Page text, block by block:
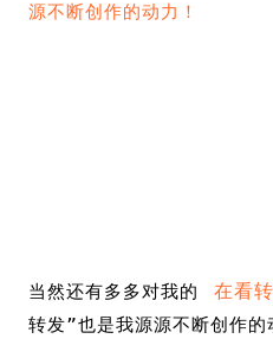
源不断创作的动力！
当然还有多多对我的 在看
转发”也是我源源不断创作